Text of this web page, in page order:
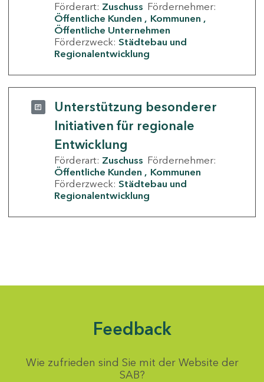
Förderart: Zuschuss Fördernehmer:
Öffentliche Kunden
Kommunen
Öffentliche Unternehmen
Förderzweck: Städtebau und
Regionalentwicklung
Unterstützung besonderer
Initiativen für regionale
Entwicklung
Förderart: Zuschuss Fördernehmer:
Öffentliche Kunden
Kommunen
Förderzweck: Städtebau und
Regionalentwicklung
Feedback
Wie zufrieden sind Sie mit der Website der
SAB?